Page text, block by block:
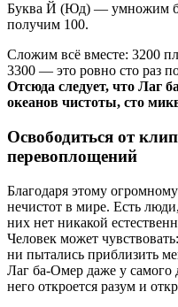
Буква Й (Юд) — умножим
получим 100.
Сложим всё вместе: 3200
3300 — это ровно сто раз
Отсюда следует, что Лаг
океанов чистоты, сто
Освободиться от
перевоплощений
Благодаря этому
нечистот в мире. Есть
них нет никакой
Человек может
ни пытались приблизить
Лаг ба-Омер даже у самого
него откроется разум и